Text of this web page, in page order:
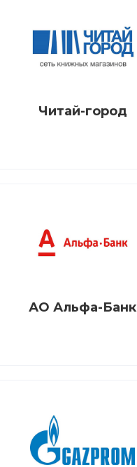
Читай-город
АО Альфа-Банк